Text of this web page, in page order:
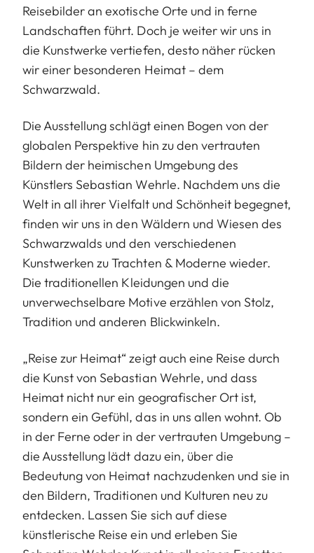
Reisebilder an exotische Orte und in ferne
Landschaften führt. Doch je weiter wir uns in
die Kunstwerke vertiefen, desto näher rücken
wir einer besonderen Heimat – dem
Schwarzwald.
Die Ausstellung schlägt einen Bogen von der
globalen Perspektive hin zu den vertrauten
Bildern der heimischen Umgebung des
Künstlers Sebastian Wehrle. Nachdem uns die
Welt in all ihrer Vielfalt und Schönheit begegnet,
finden wir uns in den Wäldern und Wiesen des
Schwarzwalds und den verschiedenen
Kunstwerken zu Trachten & Moderne wieder.
Die traditionellen Kleidungen und die
unverwechselbare Motive erzählen von Stolz,
Tradition und anderen Blickwinkeln.
„Reise zur Heimat“ zeigt auch eine Reise durch
die Kunst von Sebastian Wehrle, und dass
Heimat nicht nur ein geografischer Ort ist,
sondern ein Gefühl, das in uns allen wohnt. Ob
in der Ferne oder in der vertrauten Umgebung –
die Ausstellung lädt dazu ein, über die
Bedeutung von Heimat nachzudenken und sie in
den Bildern, Traditionen und Kulturen neu zu
entdecken. Lassen Sie sich auf diese
künstlerische Reise ein und erleben Sie